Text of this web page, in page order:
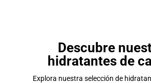
Descubre
hidratantes de
Explora nuestra selección de